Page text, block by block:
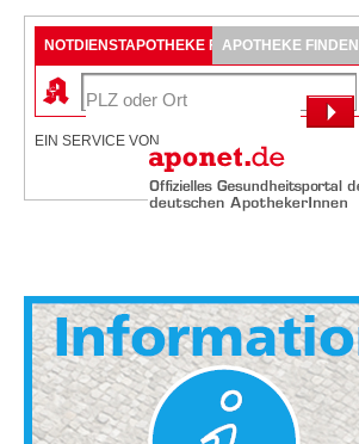
NOTDIENSTAPOTHEKE FINDENAPOTHEKE FINDEN
EIN SERVICE VON